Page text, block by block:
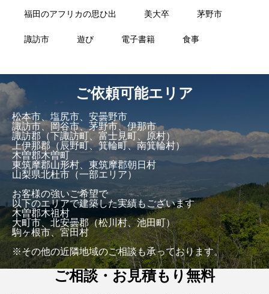
福田のアフリカの思ひ出 美大卒 茅野市
諏訪市 遊び 電子書籍 食事
ご依頼可能エリア
松本市、塩尻市、安曇野市
諏訪市、岡谷市、茅野市、伊那市
諏訪郡（下諏訪町、富士見町、原村）
上伊那郡（辰野町、箕輪町、南箕輪村）
木曽郡木曽町
東筑摩郡山形村、東筑摩郡朝日村
山梨県北杜市（一部エリア）
お客様の強いご希望で
以下のエリアで建築した実績もございます
木曽郡木祖村
大町市、北安曇郡（松川村、池田町）
駒ヶ根市、宮田村
※その他の近隣地域のご相談も承っております。
ご相談・お見積もり無料